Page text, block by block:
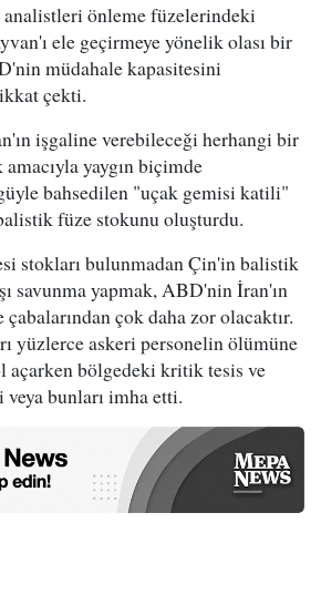
önleme füzelerindeki
ele geçirmeye yönelik olası bir
müdahale kapasitesini
çekti.
işgaline verebileceği herhangi bir
amacıyla yaygın biçimde
bahsedilen "uçak gemisi katili"
füze stokunu oluşturdu.
stokları bulunmadan Çin'in balistik
savunma yapmak, ABD'nin İran'ın
çok daha zor olacaktır.
yüzlerce askeri personelin ölümüne
açarken bölgedeki kritik tesis ve
bunları imha etti.